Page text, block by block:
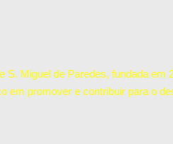
S. Miguel de Paredes, fundada em
em promover e contribuir para o